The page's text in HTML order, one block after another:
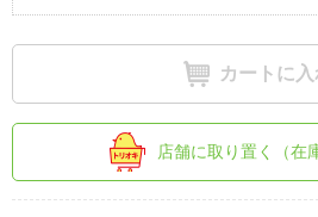
カートに
店舗に取り置く（在